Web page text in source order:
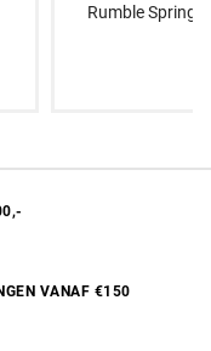
Rumble
VANAF €150